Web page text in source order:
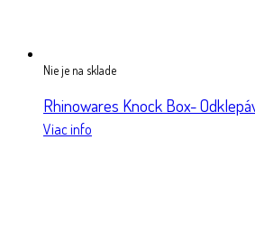
Nie je na sklade
Rhinowares Knock Box-
Viac info